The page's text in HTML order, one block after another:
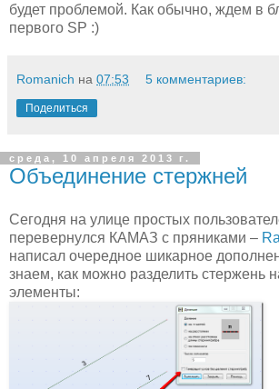
будет проблемой. Как обычно, ждем в
первого SP :)
Romanich на 07:53 5 комментариев:
Поделиться
среда, 10 апреля 2013 г.
Объединение стержней
Сегодня на улице простых
перевернулся КАМАЗ с пряниками –
написал очередное шикарное
знаем, как можно разделить стержень
элементы: